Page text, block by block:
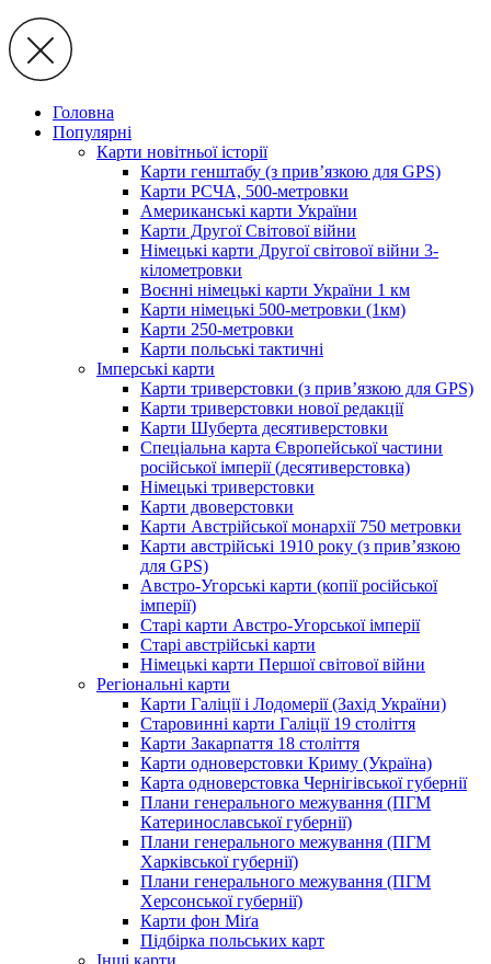
Головна
Популярні
Карти новітньої історії
Карти генштабу (з прив’язкою для GPS)
Карти РСЧА, 500-метровки
Американські карти України
Карти Другої Світової війни
Німецькі карти Другої світової війни 3-
кілометровки
Воєнні німецькі карти України 1 км
Карти німецькі 500-метровки (1км)
Карти 250-метровки
Карти польські тактичні
Імперські карти
Карти триверстовки (з прив’язкою для GPS)
Карти триверстовки нової редакції
Карти Шуберта десятиверстовки
Спеціальна карта Європейської частини
російської імперії (десятиверстовка)
Німецькі триверстовки
Карти двоверстовки
Карти Австрійської монархії 750 метровки
Карти австрійські 1910 року (з прив’язкою
для GPS)
Австро-Угорські карти (копії російської
імперії)
Старі карти Австро-Угорської імперії
Старі австрійські карти
Німецькі карти Першої світової війни
Регіональні карти
Карти Галіції і Лодомерії (Захід України)
Старовинні карти Галіції 19 століття
Карти Закарпаття 18 століття
Карти одноверстовки Криму (Україна)
Карта одноверстовка Чернігівської губернії
Плани генерального межування (ПГМ
Катеринославської губернії)
Плани генерального межування (ПГМ
Харківської губернії)
Плани генерального межування (ПГМ
Херсонської губернії)
Карти фон Міґа
Підбірка польських карт
Інші карти